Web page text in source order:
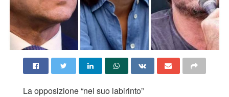
La opposizione “nel suo labirinto”